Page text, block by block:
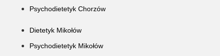
Psychodietetyk Chorzów
Dietetyk Mikołów
Psychodietetyk Mikołów